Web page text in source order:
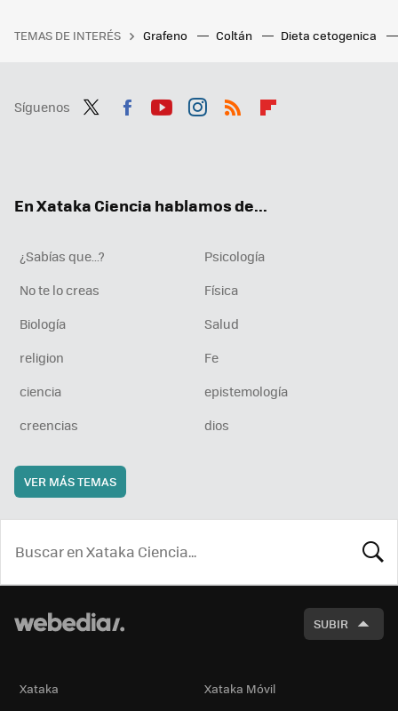
TEMAS DE INTERÉS Grafeno Coltán Dieta cetogenica
Síguenos
En Xataka Ciencia hablamos de...
¿Sabías que...?
Psicología
No te lo creas
Física
Biología
Salud
religion
Fe
ciencia
epistemología
creencias
dios
VER MÁS TEMAS
SUBIR
Xataka
Xataka Móvil